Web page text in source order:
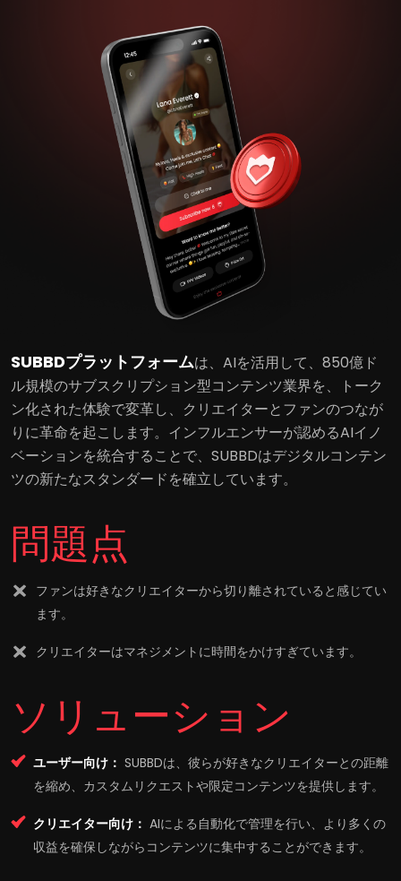
SUBBDプラットフォームは、AIを活用して、850億ド
ル規模のサブスクリプション型コンテンツ業界を、トーク
ン化された体験で変革し、クリエイターとファンのつなが
りに革命を起こします。インフルエンサーが認めるAIイノ
ベーションを統合することで、SUBBDはデジタルコンテン
ツの新たなスタンダードを確立しています。
問題点
ファンは好きなクリエイターから切り離されていると感じてい
ます。
クリエイターはマネジメントに時間をかけすぎています。
ソリューション
ユーザー向け： SUBBDは、彼らが好きなクリエイターとの距離
を縮め、カスタムリクエストや限定コンテンツを提供します。
クリエイター向け： AIによる自動化で管理を行い、より多くの
収益を確保しながらコンテンツに集中することができます。